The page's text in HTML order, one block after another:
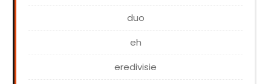
duo
eh
eredivisie